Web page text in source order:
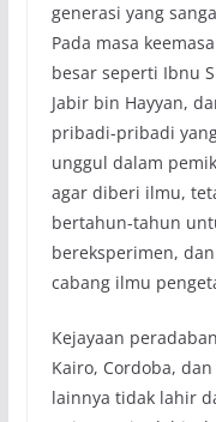
generasi yang
Pada masa
besar seperti Ibnu
Jabir bin Hayyan,
pribadi-pribadi
unggul dalam
agar diberi ilmu,
bertahun-tahun
bereksperimen,
cabang ilmu
Kejayaan
Kairo, Cordoba,
lainnya tidak lahir